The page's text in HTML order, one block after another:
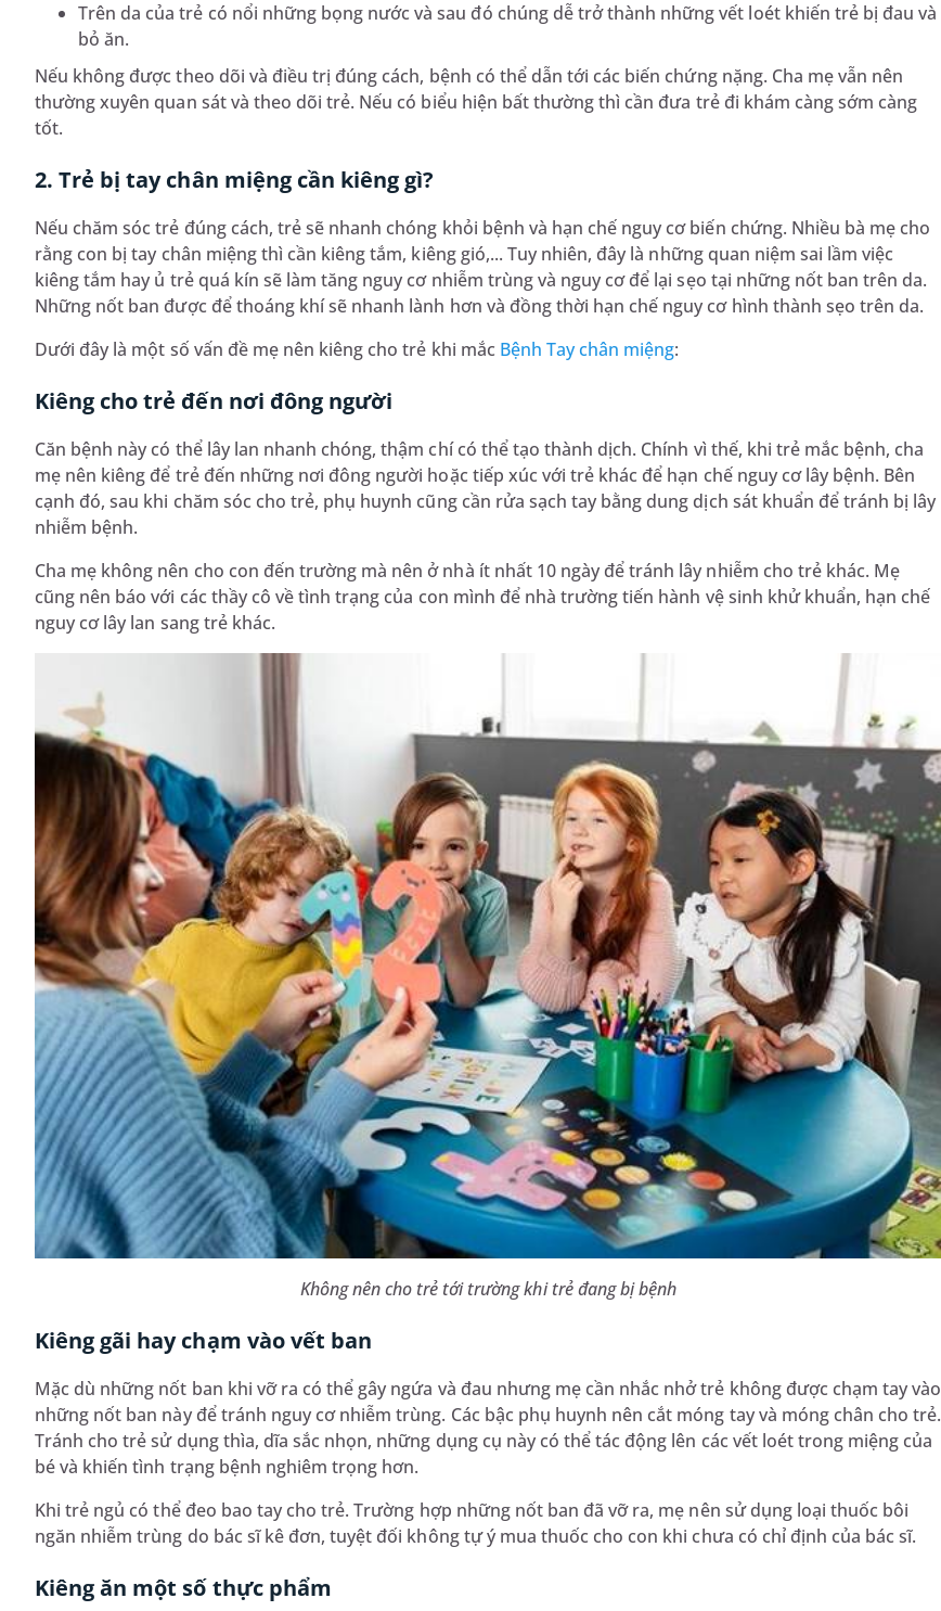
Trên da của trẻ có nổi những bọng nước và sau đó chúng dễ trở thành những vết loét khiến trẻ bị đau và
bỏ ăn.
Nếu không được theo dõi và điều trị đúng cách, bệnh có thể dẫn tới các biến chứng nặng. Cha mẹ vẫn nên
thường xuyên quan sát và theo dõi trẻ. Nếu có biểu hiện bất thường thì cần đưa trẻ đi khám càng sớm càng
tốt.
2. Trẻ bị tay chân miệng cần kiêng gì?
Nếu chăm sóc trẻ đúng cách, trẻ sẽ nhanh chóng khỏi bệnh và hạn chế nguy cơ biến chứng. Nhiều bà mẹ cho
rằng con bị tay chân miệng thì cần kiêng tắm, kiêng gió,... Tuy nhiên, đây là những quan niệm sai lầm việc
kiêng tắm hay ủ trẻ quá kín sẽ làm tăng nguy cơ nhiễm trùng và nguy cơ để lại sẹo tại những nốt ban trên da.
Những nốt ban được để thoáng khí sẽ nhanh lành hơn và đồng thời hạn chế nguy cơ hình thành sẹo trên da.
Dưới đây là một số vấn đề mẹ nên kiêng cho trẻ khi mắc Bệnh Tay chân miệng:
Kiêng cho trẻ đến nơi đông người
Căn bệnh này có thể lây lan nhanh chóng, thậm chí có thể tạo thành dịch. Chính vì thế, khi trẻ mắc bệnh, cha
mẹ nên kiêng để trẻ đến những nơi đông người hoặc tiếp xúc với trẻ khác để hạn chế nguy cơ lây bệnh. Bên
cạnh đó, sau khi chăm sóc cho trẻ, phụ huynh cũng cần rửa sạch tay bằng dung dịch sát khuẩn để tránh bị lây
nhiễm bệnh.
Cha mẹ không nên cho con đến trường mà nên ở nhà ít nhất 10 ngày để tránh lây nhiễm cho trẻ khác. Mẹ
cũng nên báo với các thầy cô về tình trạng của con mình để nhà trường tiến hành vệ sinh khử khuẩn, hạn chế
nguy cơ lây lan sang trẻ khác.
Không nên cho trẻ tới trường khi trẻ đang bị bệnh
Kiêng gãi hay chạm vào vết ban
Mặc dù những nốt ban khi vỡ ra có thể gây ngứa và đau nhưng mẹ cần nhắc nhở trẻ không được chạm tay vào
những nốt ban này để tránh nguy cơ nhiễm trùng. Các bậc phụ huynh nên cắt móng tay và móng chân cho trẻ.
Tránh cho trẻ sử dụng thìa, dĩa sắc nhọn, những dụng cụ này có thể tác động lên các vết loét trong miệng của
bé và khiến tình trạng bệnh nghiêm trọng hơn.
Khi trẻ ngủ có thể đeo bao tay cho trẻ. Trường hợp những nốt ban đã vỡ ra, mẹ nên sử dụng loại thuốc bôi
ngăn nhiễm trùng do bác sĩ kê đơn, tuyệt đối không tự ý mua thuốc cho con khi chưa có chỉ định của bác sĩ.
Kiêng ăn một số thực phẩm